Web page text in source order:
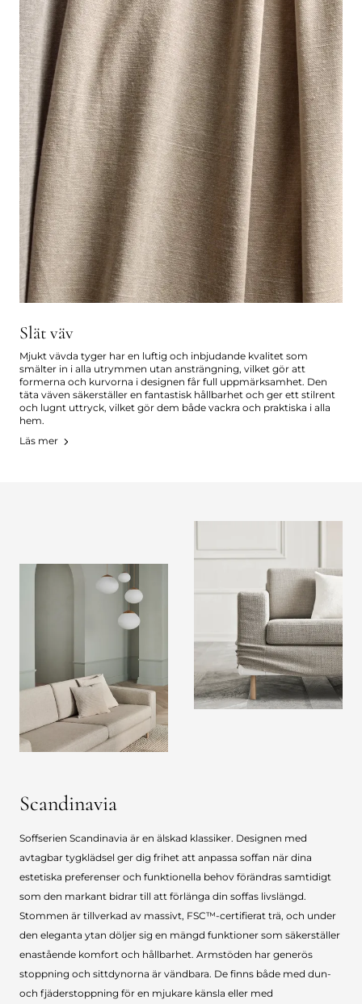
Slät väv
Mjukt vävda tyger har en luftig och inbjudande kvalitet som
smälter in i alla utrymmen utan ansträngning, vilket gör att
formerna och kurvorna i designen får full uppmärksamhet. Den
täta väven säkerställer en fantastisk hållbarhet och ger ett stilrent
och lugnt uttryck, vilket gör dem både vackra och praktiska i alla
hem.
Läs mer
Scandinavia
Soffserien Scandinavia är en älskad klassiker. Designen med
avtagbar tygklädsel ger dig frihet att anpassa soffan när dina
estetiska preferenser och funktionella behov förändras samtidigt
som den markant bidrar till att förlänga din soffas livslängd.
Stommen är tillverkad av massivt, FSC™-certifierat trä, och under
den eleganta ytan döljer sig en mängd funktioner som säkerställer
enastående komfort och hållbarhet. Armstöden har generös
stoppning och sittdynorna är vändbara. De finns både med dun-
och fjäderstoppning för en mjukare känsla eller med